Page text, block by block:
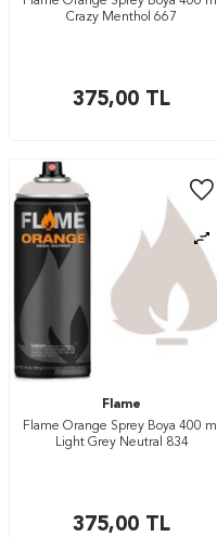
Crazy Menthol 667
375,00 TL
Flame
Flame Orange Sprey Boya 400 ml
Light Grey Neutral 834
375,00 TL